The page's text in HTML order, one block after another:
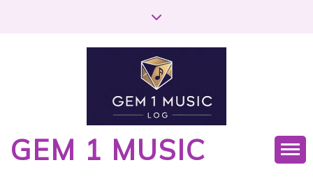
GEM 1 MUSIC